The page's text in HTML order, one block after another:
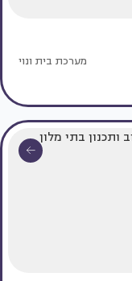
מערכת בית ונוי